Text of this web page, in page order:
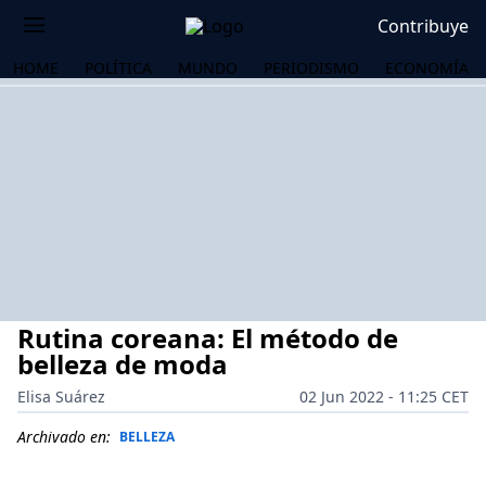
Contribuye
HOME POLÍTICA MUNDO PERIODISMO ECONOMÍA
Rutina coreana: El método de
belleza de moda
Elisa Suárez
02 Jun 2022 - 11:25 CET
Archivado en: BELLEZA